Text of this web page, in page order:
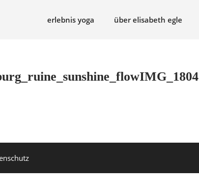
erlebnis yoga über elisabeth egle